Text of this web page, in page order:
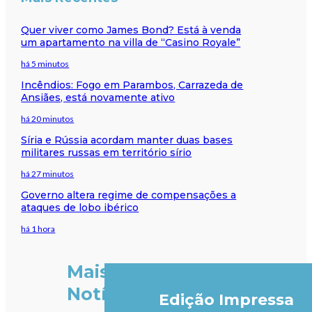
Quer viver como James Bond? Está à venda
um apartamento na villa de “Casino Royale”
há 5 minutos
Incêndios: Fogo em Parambos, Carrazeda de
Ansiães, está novamente ativo
há 20 minutos
Síria e Rússia acordam manter duas bases
militares russas em território sírio
há 27 minutos
Governo altera regime de compensações a
ataques de lobo ibérico
há 1 hora
Mais
Notícias
Edição Impressa